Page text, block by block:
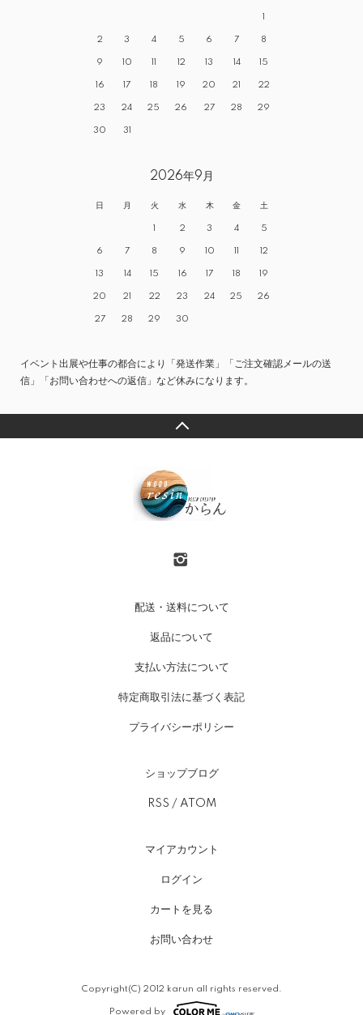
1
2 3 4 5 6 7 8
9 10 11 12 13 14 15
16 17 18 19 20 21 22
23 24 25 26 27 28 29
30 31
2026年9月
日 月 火 水 木 金 土
1 2 3 4 5
6 7 8 9 10 11 12
13 14 15 16 17 18 19
20 21 22 23 24 25 26
27 28 29 30
イベント出展や仕事の都合により「発送作業」「ご注文確認メールの送
信」「お問い合わせへの返信」など休みになります。
配送・送料について
返品について
支払い方法について
特定商取引法に基づく表記
プライバシーポリシー
ショップブログ
RSS / ATOM
マイアカウント
ログイン
カートを見る
お問い合わせ
Copyright(C) 2012 karun all rights reserved.
Powered by